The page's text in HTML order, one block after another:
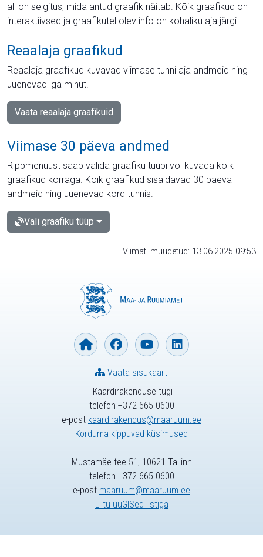
all on selgitus, mida antud graafik näitab. Kõik graafikud on
interaktiivsed ja graafikutel olev info on kohaliku aja järgi.
Reaalaja graafikud
Reaalaja graafikud kuvavad viimase tunni aja andmeid ning
uuenevad iga minut.
Vaata reaalaja graafikuid
Viimase 30 päeva andmed
Rippmenüüst saab valida graafiku tüübi või kuvada kõik
graafikud korraga. Kõik graafikud sisaldavad 30 päeva
andmeid ning uuenevad kord tunnis.
Vali graafiku tüüp
Viimati muudetud: 13.06.2025 09:53
Kaardirakenduse tugi
telefon +372 665 0600
e-post kaardirakendus@maaruum.ee
Korduma kippuvad küsimused
Vaata sisukaarti
Mustamäe tee 51, 10621 Tallinn
telefon +372 665 0600
e-post maaruum@maaruum.ee
Liitu uuGISed listiga